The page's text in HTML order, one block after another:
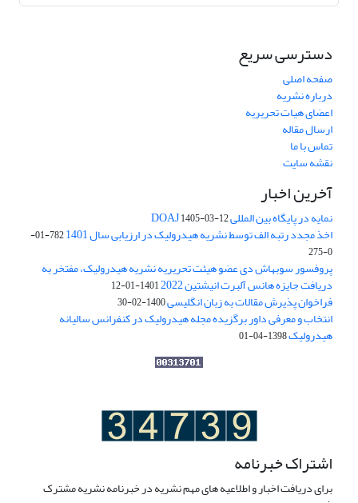
دسترسی سریع
صفحه اصلی
درباره نشریه
اعضای هیات تحریریه
ارسال مقاله
تماس با ما
نقشه سایت
آخرین اخبار
نمایه در پایگاه بین المللی DOAJ1405-03-12
اخذ مجدد رتبه الف توسط نشریه هیدرولیک در ارزیابی سال 1401
782-01-
0-275
پروفسور سوبهاش دی عضو هیئت تحریریه نشریه هیدرولیک، مفتخر به
دریافت جایزه هانس آلبرت انیشتین 2022 1401-01-12
فراخوان پذیرش مقالات به زبان انگلیسی1400-02-30
انتخاب و معرفی داور برگزیده مجله هیدرولیک در کنفرانس سالیانه
هیدرولیک1398-04-01
اشتراک خبرنامه
برای دریافت اخبار و اطلاعیه های مهم نشریه در خبرنامه نشریه مشترک